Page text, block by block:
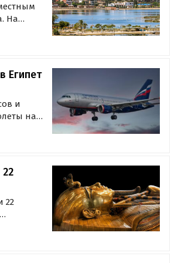
На
Египет
и
на
22